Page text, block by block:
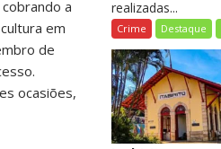
a
em
de
ocasiões,
realizadas...
Crime Destaque